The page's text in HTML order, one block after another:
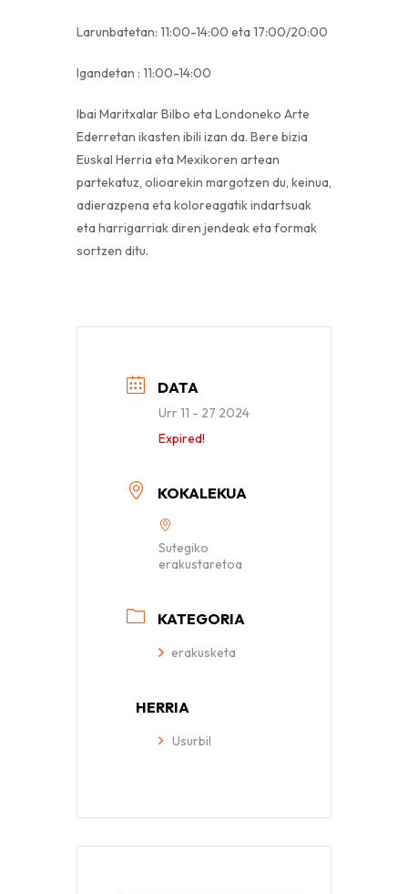
Larunbatetan: 11:00-14:00 eta 17:00/20:00
Igandetan : 11:00-14:00
Ibai Maritxalar Bilbo eta Londoneko Arte
Ederretan ikasten ibili izan da. Bere bizia
Euskal Herria eta Mexikoren artean
partekatuz, olioarekin margotzen du, keinua,
adierazpena eta koloreagatik indartsuak
eta harrigarriak diren jendeak eta formak
sortzen ditu.
DATA
Urr 11 - 27 2024
Expired!
KOKALEKUA
Sutegiko
erakustaretoa
KATEGORIA
erakusketa
HERRIA
Usurbil